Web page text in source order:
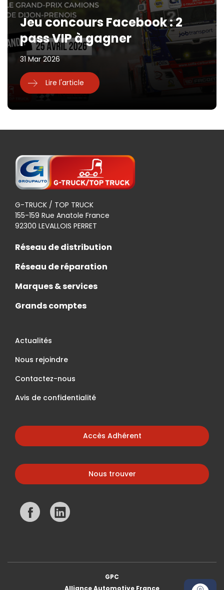
Jeu concours Facebook : 2
pass VIP à gagner
31 Mar 2026
Lire l'article
G-TRUCK / TOP TRUCK
155-159 Rue Anatole France
92300 LEVALLOIS PERRET
Réseau de distribution
Réseau de réparation
Marques & services
Grands comptes
Actualités
Nous rejoindre
Contactez-nous
Avis de confidentialité
Accès Adhérent
Nous trouver
GPC